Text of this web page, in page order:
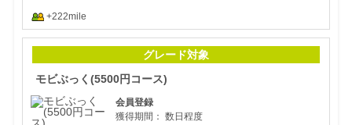
+222mile
グレード対象
モビぶっく(5500円コース)
会員登録
獲得期間： 数日程度